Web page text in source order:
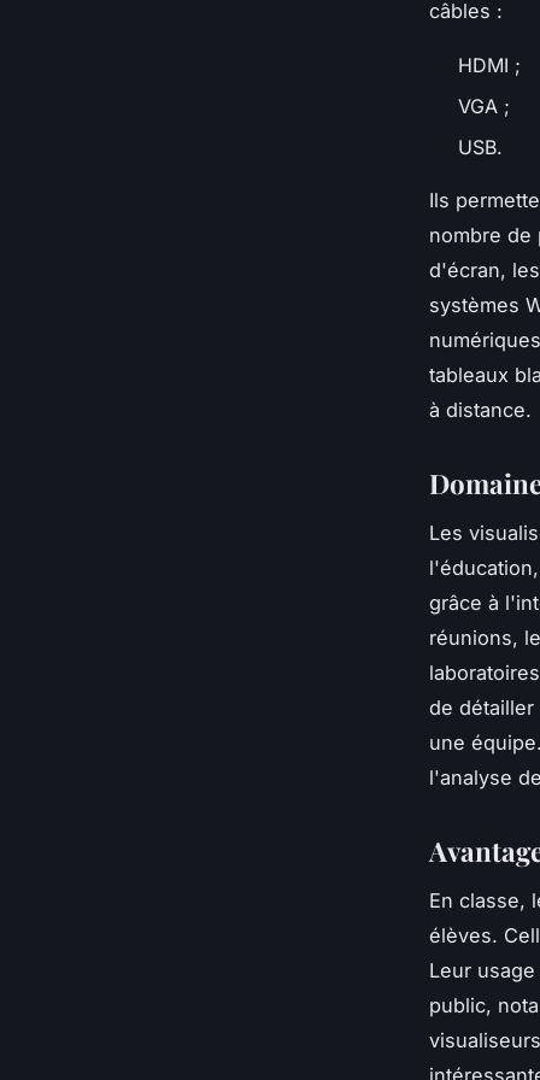
câbles :
HDMI ;
VGA ;
USB.
Ils
nombre de
d'écran,
systèmes
tableaux
à distance.
Les
grâce à
réunions,
de
une
l'analyse
En classe,
élèves.
Leur
public,